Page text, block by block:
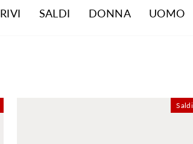
SALDI DONNA UOMO
Saldi